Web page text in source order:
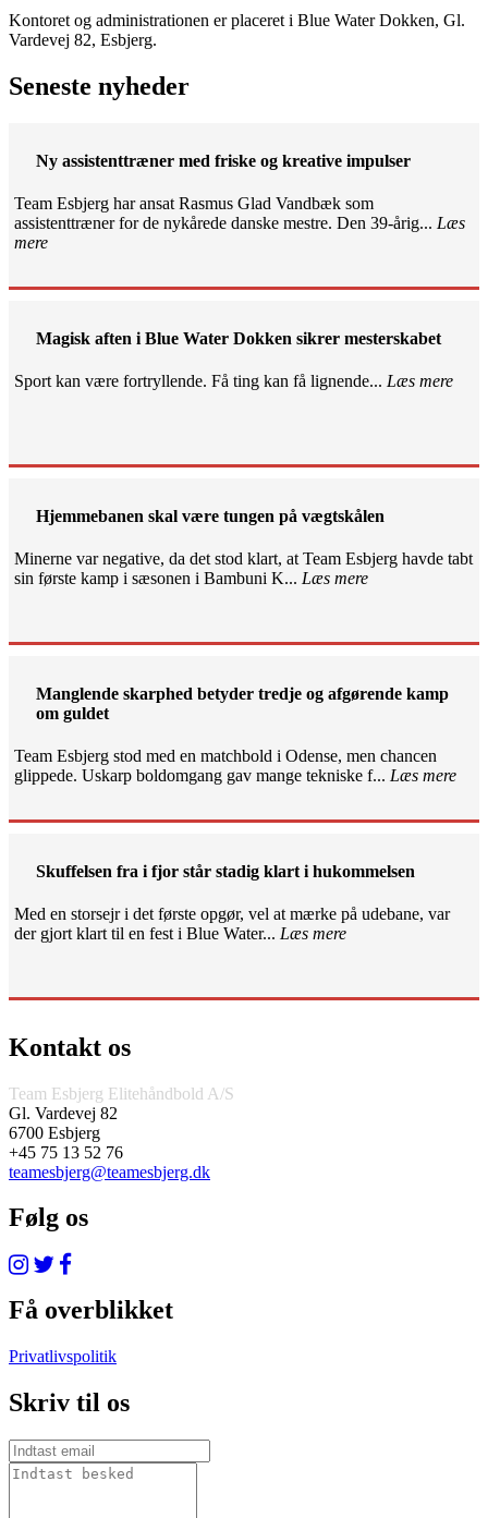
Kontoret og administrationen er placeret i Blue Water Dokken, Gl.
Vardevej 82, Esbjerg.
Seneste nyheder
Ny assistenttræner med friske og kreative impulser
Team Esbjerg har ansat Rasmus Glad Vandbæk som
assistenttræner for de nykårede danske mestre. Den 39-årig... Læs
mere
Magisk aften i Blue Water Dokken sikrer mesterskabet
Sport kan være fortryllende. Få ting kan få lignende... Læs mere
Hjemmebanen skal være tungen på vægtskålen
Minerne var negative, da det stod klart, at Team Esbjerg havde tabt
sin første kamp i sæsonen i Bambuni K... Læs mere
Manglende skarphed betyder tredje og afgørende kamp
om guldet
Team Esbjerg stod med en matchbold i Odense, men chancen
glippede. Uskarp boldomgang gav mange tekniske f... Læs mere
Skuffelsen fra i fjor står stadig klart i hukommelsen
Med en storsejr i det første opgør, vel at mærke på udebane, var
der gjort klart til en fest i Blue Water... Læs mere
Kontakt os
Team Esbjerg Elitehåndbold A/S
Gl. Vardevej 82
6700 Esbjerg
+45 75 13 52 76
teamesbjerg@teamesbjerg.dk
Følg os
Få overblikket
Privatlivspolitik
Skriv til os